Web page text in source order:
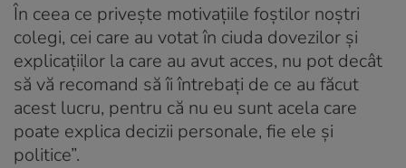
În ceea ce privește motivațiile foștilor noștri
colegi, cei care au votat în ciuda dovezilor și
explicațiilor la care au avut acces, nu pot decât
să vă recomand să îi întrebați de ce au făcut
acest lucru, pentru că nu eu sunt acela care
poate explica decizii personale, fie ele și
politice”.